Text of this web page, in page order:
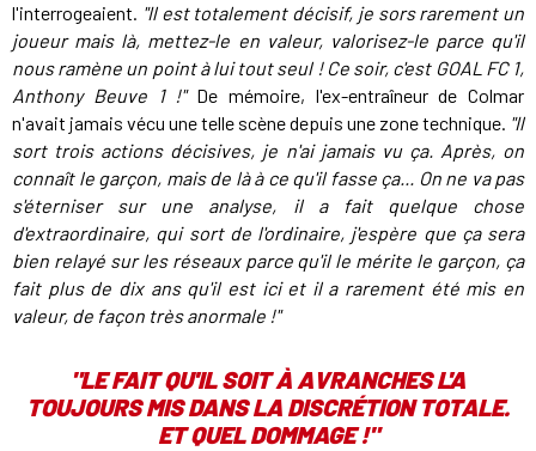
l'interrogeaient. "Il est totalement décisif, je sors rarement un
joueur mais là, mettez-le en valeur, valorisez-le parce qu'il
nous ramène un point à lui tout seul ! Ce soir, c'est GOAL FC 1,
Anthony Beuve 1 !" De mémoire, l'ex-entraîneur de Colmar
n'avait jamais vécu une telle scène depuis une zone technique. "Il
sort trois actions décisives, je n'ai jamais vu ça. Après, on
connaît le garçon, mais de là à ce qu'il fasse ça... On ne va pas
s'éterniser sur une analyse, il a fait quelque chose
d'extraordinaire, qui sort de l'ordinaire, j'espère que ça sera
bien relayé sur les réseaux parce qu'il le mérite le garçon, ça
fait plus de dix ans qu'il est ici et il a rarement été mis en
valeur, de façon très anormale !"
"LE FAIT QU'IL SOIT À AVRANCHES L'A
TOUJOURS MIS DANS LA DISCRÉTION TOTALE.
ET QUEL DOMMAGE !"